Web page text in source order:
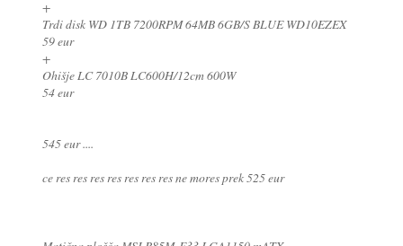
+
Trdi disk WD 1TB 7200RPM 64MB 6GB/S BLUE WD10EZEX
59 eur
+
Ohišje LC 7010B LC600H/12cm 600W
54 eur
545 eur ....
ce res res res res res res res ne mores prek 525 eur